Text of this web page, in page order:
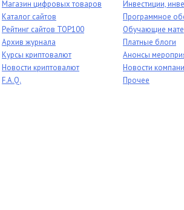
Магазин цифровых товаров
Каталог сайтов
Рейтинг сайтов TOP100
Архив журнала
Курсы криптовалют
Новости криптовалют
F.A.Q.
Инвестиции,
Программное
Обучающие
Платные блоги
Анонсы
Новости
Прочее